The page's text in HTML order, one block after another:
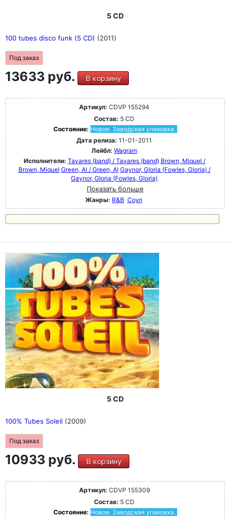
5 CD
100 tubes disco funk (5 CD) (2011)
Под заказ
13633 руб. В корзину
Артикул: CDVP 155294
Состав: 5 CD
Состояние: Новое. Заводская упаковка.
Дата релиза: 11-01-2011
Лейбл: Wagram
Исполнители: Tavares (band) / Tavares (band) Brown, Miquel /
Brown, Miquel Green, Al / Green, Al Gaynor, GIoria (Fowles, Gloria) /
Gaynor, GIoria (Fowles, Gloria)
Показать больше
Жанры: R&B Соул
5 CD
100% Tubes Soleil (2009)
Под заказ
10933 руб. В корзину
Артикул: CDVP 155309
Состав: 5 CD
Состояние: Новое. Заводская упаковка.